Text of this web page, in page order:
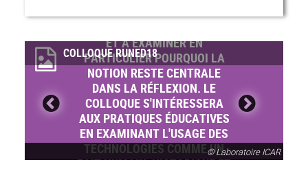
COLLOQUE RUNED18
© Laboratoire ICAR
QUESTION DES USAGES DU
ET À EXAMINER EN
PARTICULIER POURQUOI LA
NOTION RESTE CENTRALE
DANS LA RÉFLEXION. LE
COLLOQUE S'INTÉRESSERA
AUX PRATIQUES ÉDUCATIVES
EN EXAMINANT L'USAGE DES
TECHNOLOGIES COMME UN
FAIT HUMAIN, HISTORIQUE ET